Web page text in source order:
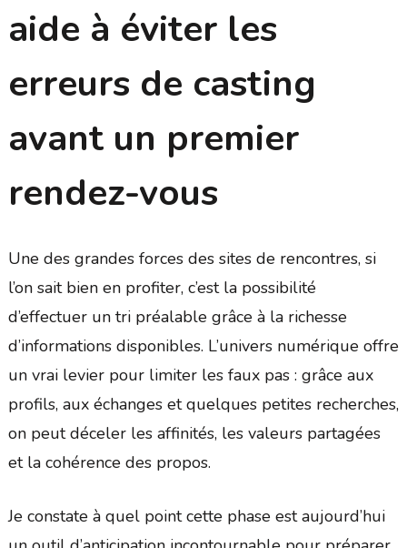
aide à éviter les
erreurs de casting
avant un premier
rendez-vous
Une des grandes forces des sites de rencontres, si
l’on sait bien en profiter, c’est la possibilité
d’effectuer un tri préalable grâce à la richesse
d’informations disponibles. L’univers numérique offre
un vrai levier pour limiter les faux pas : grâce aux
profils, aux échanges et quelques petites recherches,
on peut déceler les affinités, les valeurs partagées
et la cohérence des propos.
Je constate à quel point cette phase est aujourd’hui